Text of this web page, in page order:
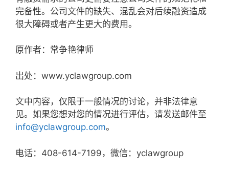
完备性。公司文件的缺失、混乱会对后续融资造成
很大障碍或者产生更大的费用。
原作者：常争艳律师
出处：www.yclawgroup.com
文中内容，仅限于一般情况的讨论，并非法律意
见。如果您想对您的情况进行评估，请发送邮件至
info@yclawgroup.com。
电话：408-614-7199，微信： yclawgroup